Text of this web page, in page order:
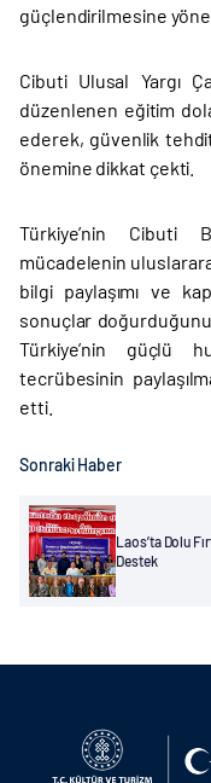
güçlendirilmesine
Cibuti Ulusal Yargı
düzenlenen eğitim
ederek, güvenlik
önemine dikkat çekti.
Türkiye’nin Cibuti
mücadelenin
bilgi paylaşımı ve
sonuçlar
Türkiye’nin güçlü
tecrübesinin
etti.
Sonraki Haber
Laos’ta Dolu
Destek